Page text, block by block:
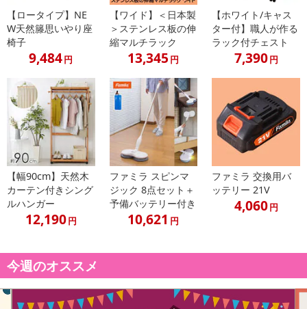
さい。
【配送伝票番号について】
※配送形態がメール便の商品については、商品の発送完了後、配送
【配送日時の指定について】
※配送日時の指定が可能な商品の場合、商品によってご指定できる
配送日、配送時間が異なる可能性がございます。
カート機能をご利用の場合は、配送日時指定をご利用いただけませ
ん。
発送日カレンダー
【ロータイプ】NE
W天然籐思いやり座
椅子
9,484円
【ワイド】＜日本製
＞ステンレス板の伸
縮マルチラック
13,345 円
【ホワイト/キャス
ター付】職人が作る
ラック付チェスト
7,390円
【幅90cm】天然木
カーテン付きシング
ルハンガー
12,190円
ファミラ スピンマ
ジック 8点セット＋
予備バッテリー付き
10,621 円
ファミラ 交換用バ
ッテリー 21V
4,060円
今週のオススメ